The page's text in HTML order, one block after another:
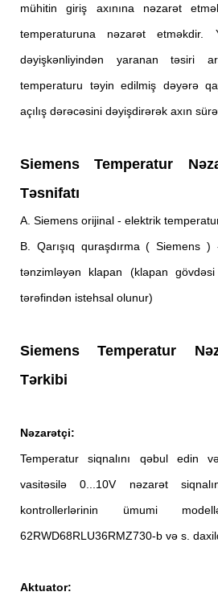
mühitin giriş axınına nəzarət
temperaturuna nəzarət etməkdir.
dəyişkənliyindən yaranan təsiri
temperaturu təyin edilmiş dəyərə
açılış dərəcəsini dəyişdirərək axın
Siemens Temperatur
Təsnifatı
A. Siemens orijinal - elektrik
B. Qarışıq quraşdırma ( Siemens
tənzimləyən klapan (klapan
tərəfindən istehsal olunur)
Siemens Temperatur
Tərkibi
Nəzarətçi:
Temperatur siqnalını qəbul edin
vasitəsilə 0...10V nəzarət
kontrollerlərinin ümumi
62RWD68RLU36RMZ730-b və s.
Aktuator: